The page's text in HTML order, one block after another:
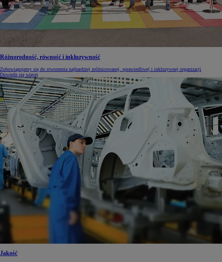
Różnorodność, równość i inkluzywność
Zobowiązujemy się do stworzenia najbardziej zróżnicowanej, sprawiedliwej i inkluzywnej organizacji
Dowiedz się więcej
Jakość